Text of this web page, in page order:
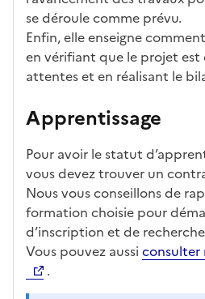
se déroule comme prévu.
Enfin, elle enseigne
en vérifiant que le projet est
attentes et en réalisant le
Apprentissage
Pour avoir le statut
vous devez trouver un
Nous vous conseillons de
formation choisie pour
d’inscription et de
Vous pouvez aussi consulter
.